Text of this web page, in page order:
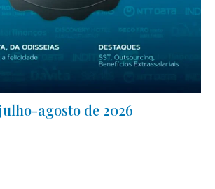
agosto de 2026